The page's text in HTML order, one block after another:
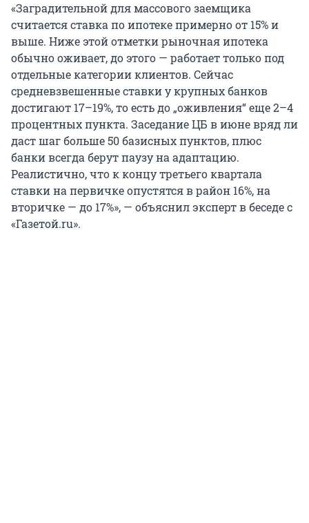
«Заградительной для массового заемщика
считается ставка по ипотеке примерно от 15% и
выше. Ниже этой отметки рыночная ипотека
обычно оживает, до этого — работает только под
отдельные категории клиентов. Сейчас
средневзвешенные ставки у крупных банков
достигают 17–19%, то есть до „оживления“ еще 2–4
процентных пункта. Заседание ЦБ в июне вряд ли
даст шаг больше 50 базисных пунктов, плюс
банки всегда берут паузу на адаптацию.
Реалистично, что к концу третьего квартала
ставки на первичке опустятся в район 16%, на
вторичке — до 17%», — объяснил эксперт в беседе с
«Газетой.ru».